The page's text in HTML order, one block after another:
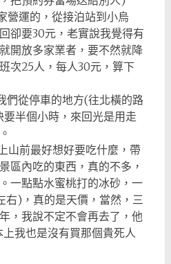
營運的，從接泊站到小烏
卻要30元，老實說我覺得有
開放多家業者，要不然就降
次25人，每人30元，算下
們從停車的地方(往北橫的路
半個小時，來回光是用走
山前最好想好要吃什麼，帶
區內吃的東西，真的不多，
一點點水蜜桃打的冰砂，一
右)，真的是天價，當然，三
，我說不定不會再去了，他
我也是沒有買那個貴死人